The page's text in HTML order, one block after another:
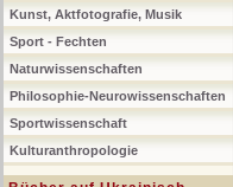
Kunst, Aktfotografie, Musik
Sport - Fechten
Naturwissenschaften
Philosophie-Neurowissenschaften
Sportwissenschaft
Kulturanthropologie